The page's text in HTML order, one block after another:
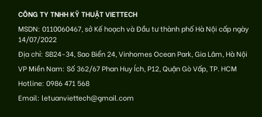
CÔNG TY TNHH KỸ THUẬT VIETTECH
MSDN: 0110060467, sở Kế hoạch và Đầu tư thành phố Hà Nội cấp ngày
14/07/2022
Địa chỉ: SB24-34, Sao Biển 24, Vinhomes Ocean Park, Gia Lâm, Hà Nội
VP Miền Nam: Số 362/67 Phan Huy Ích, P12, Quận Gò Vấp, TP. HCM
Hotline: 0986 471 568
Email: letuanviettech@gmail.com